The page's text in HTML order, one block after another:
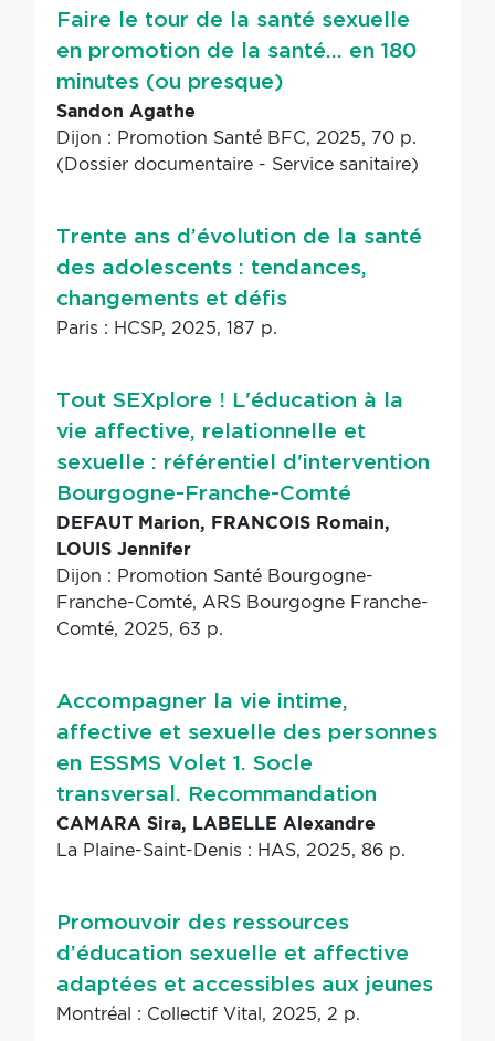
Faire le tour de la santé sexuelle
en promotion de la santé... en 180
minutes (ou presque)
Sandon Agathe
Dijon : Promotion Santé BFC, 2025, 70 p.
(Dossier documentaire - Service sanitaire)
Trente ans d’évolution de la santé
des adolescents : tendances,
changements et défis
Paris : HCSP, 2025, 187 p.
Tout SEXplore ! L'éducation à la
vie affective, relationnelle et
sexuelle : référentiel d'intervention
Bourgogne-Franche-Comté
DEFAUT Marion, FRANCOIS Romain,
LOUIS Jennifer
Dijon : Promotion Santé Bourgogne-
Franche-Comté, ARS Bourgogne Franche-
Comté, 2025, 63 p.
Accompagner la vie intime,
affective et sexuelle des personnes
en ESSMS Volet 1. Socle
transversal. Recommandation
CAMARA Sira, LABELLE Alexandre
La Plaine-Saint-Denis : HAS, 2025, 86 p.
Promouvoir des ressources
d’éducation sexuelle et affective
adaptées et accessibles aux jeunes
Montréal : Collectif Vital, 2025, 2 p.